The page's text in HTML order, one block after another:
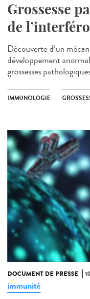
Grossesse
de
Découverte d’un
développement
grossesses
IMMUNOLOGIE
DOCUMENT DE PRESSE
immunité